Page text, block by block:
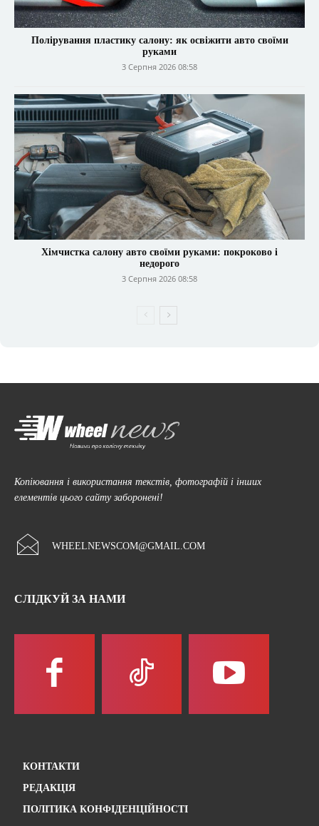
Полірування пластику салону: як освіжити авто своїми
руками
3 Серпня 2026 08:58
Хімчистка салону авто своїми руками: покроково і
недорого
3 Серпня 2026 08:58
Копіювання і використання текстів, фотографій і інших
елементів цього сайту заборонені!
WHEELNEWSCOM@GMAIL.COM
СЛІДКУЙ ЗА НАМИ
КОНТАКТИ
РЕДАКЦІЯ
ПОЛІТИКА КОНФІДЕНЦІЙНОСТІ